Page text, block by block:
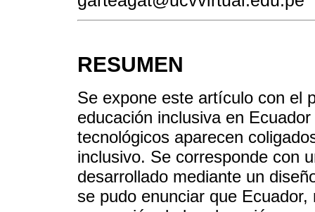
RESUMEN
Se expone este artículo con el
educación inclusiva en
tecnológicos aparecen
inclusivo. Se corresponde con
desarrollado mediante un
se pudo enunciar que